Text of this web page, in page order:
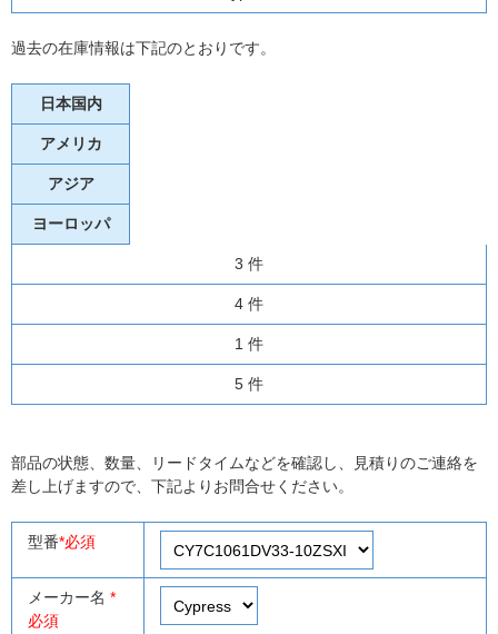
過去の在庫情報は下記のとおりです。
日本国内
アメリカ
アジア
ヨーロッパ
3 件
4 件
1 件
5 件
部品の状態、数量、リードタイムなどを確認し、見積りのご連絡を
差し上げますので、下記よりお問合せください。
型番*必須
メーカー名 *
必須